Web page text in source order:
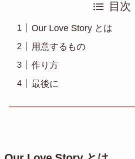
目次
Our Love Story とは
用意するもの
作り方
最後に